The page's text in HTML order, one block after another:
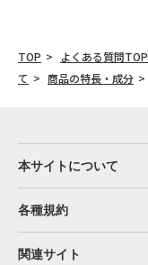
TOP よくある質問TOP
て
商品の特長・成分
本サイトについて
各種規約
関連サイト